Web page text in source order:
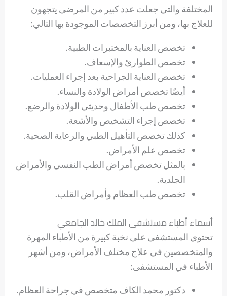
المختلفة والتي جعلت عدد كبير من المرضى يتجهون
للعلاج بها، ومن أبرز التخصصات الموجودة بها التالي:
تخصص العناية بالمختبرات الطبية.
تخصص الطوارئ والإسعاف.
تخصص العناية الجراحية بعد إجراء العمليات.
أيضًا تخصص أمراض الولادة والنساء.
تخصص طب الأطفال وحديثي الولادة والرضع.
تخصص إجراء التشخيص والأشعة.
كذلك تخصص التأهيل الطبي والرعاية الصحية.
تخصص علم الأمراض.
بالمثل تخصص أمراض الطب النفسي والأمراض
الجلدية.
تخصص طب العظام وأمراض القلب.
أسماء أطباء مستشفى الملك خالد الجامعي
تحتوي المستشفى على نخبة كبيرة من الأطباء المهرة
والمتخصصين في علاج مختلف الأمراض، ومن أشهر
الأطباء في المستشفى:
دكتور محمد الكاف متخصص في جراحة العظام.